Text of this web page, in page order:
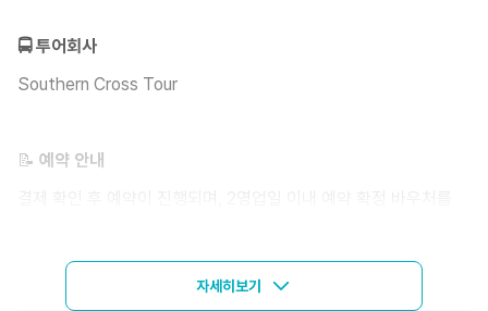
🚍 투어회사
Southern Cross Tour
📝 ️ 예약 안내
자세히보기